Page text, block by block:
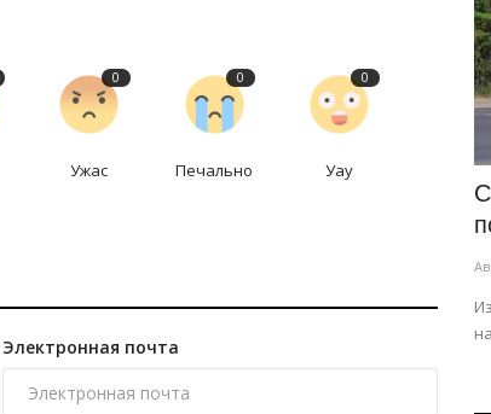
0
Ужас
0
Печально
0
Уау
Электронная почта
Смотреть фильмы онлайн, учиться или работать